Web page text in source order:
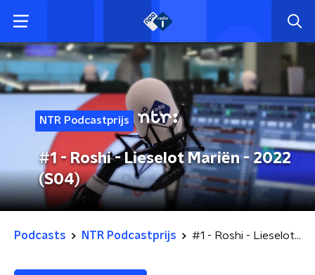
NTR Podcastprijs
#1 - Roshi - Lieselot Mariën - 2022
(S04)
Podcasts NTR Podcastprijs #1 - Roshi - Lieselot Mariën - 2022 (S04)